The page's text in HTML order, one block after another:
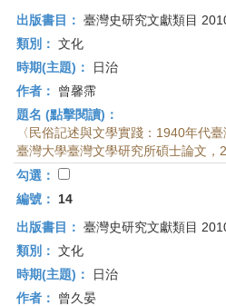
出版書目： 臺灣史研究文獻類目
類別： 文化
時期(主題)：
日治
作者：
曾馨霈
題名 (點擊閱讀)：
〈民俗記述與文學實踐：1940年代
臺灣大學臺灣文學研究所碩士論文，
勾選：
編號：
14
出版書目： 臺灣史研究文獻類目
類別： 文化
時期(主題)：
日治
作者：
曾久晏